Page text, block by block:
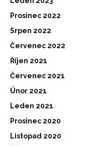
Prosinec 2022
Srpen 2022
Červenec 2022
Říjen 2021
Červenec 2021
Únor 2021
Leden 2021
Prosinec 2020
Listopad 2020